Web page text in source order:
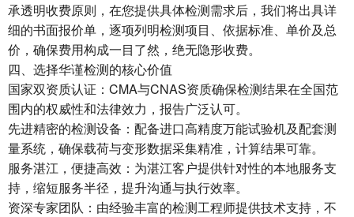
承透明收费原则，在您提供具体检测需求后，我们将出具详
细的书面报价单，逐项列明检测项目、依据标准、单价及总
价，确保费用构成一目了然，绝无隐形收费。
四、选择华谨检测的核心价值
国家双资质认证：CMA与CNAS资质确保检测结果在全国范
围内的权威性和法律效力，报告广泛认可。
先进精密的检测设备：配备进口高精度万能试验机及配套测
量系统，确保载荷与变形数据采集精准，计算结果可靠。
服务湛江，便捷高效：为湛江客户提供针对性的本地服务支
持，缩短服务半径，提升沟通与执行效率。
资深专家团队：由经验丰富的检测工程师提供技术支持，不